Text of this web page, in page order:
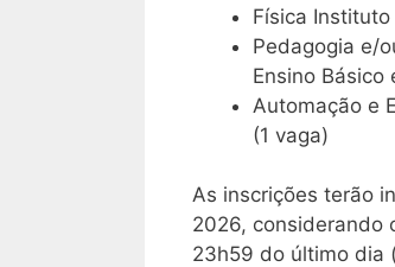
Física
Pedagogia e/
Ensino Básico
Automação e
(1 vaga)
As inscrições terão
2026, considerando
23h59 do último dia